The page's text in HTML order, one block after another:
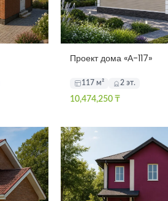
Проект дома «А-117»
117 м² 2 эт.
10,474,250 ₸